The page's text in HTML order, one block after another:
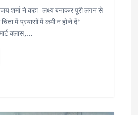
शर्मा ने कहा- लक्ष्य बनाकर पूरी लगन से
में प्रयासों में कमी न होने दें*
क्लास,…